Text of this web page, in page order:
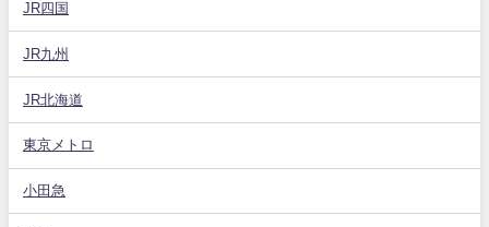
JR四国
JR九州
JR北海道
東京メトロ
小田急